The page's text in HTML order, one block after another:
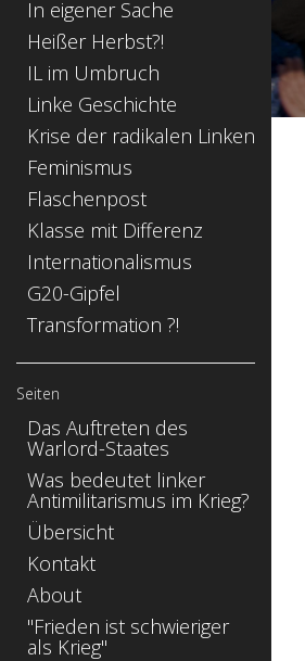
In eigener Sache
Heißer Herbst?!
IL im Umbruch
Linke Geschichte
Krise der radikalen Linken
Feminismus
Flaschenpost
Klasse mit Differenz
Internationalismus
G20-Gipfel
Transformation ?!
Seiten
Das Auftreten des
Warlord-Staates
Was bedeutet linker
Antimilitarismus im Krieg?
Übersicht
Kontakt
About
"Frieden ist schwieriger
als Krieg"